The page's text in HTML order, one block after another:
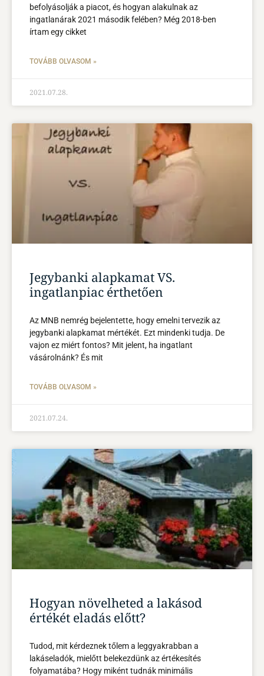
befolyásolják a piacot, és hogyan alakulnak az
ingatlanárak 2021 második felében? Még 2018-ben
írtam egy cikket
TOVÁBB OLVASOM »
2021.07.28.
Jegybanki alapkamat VS.
ingatlanpiac érthetően
Az MNB nemrég bejelentette, hogy emelni tervezik az
jegybanki alapkamat mértékét. Ezt mindenki tudja. De
vajon ez miért fontos? Mit jelent, ha ingatlant
vásárolnánk? És mit
TOVÁBB OLVASOM »
2021.07.24.
Hogyan növelheted a lakásod
értékét eladás előtt?
Tudod, mit kérdeznek tőlem a leggyakrabban a
lakáseladók, mielőtt belekezdünk az értékesítés
folyamatába? Hogy miként tudnák minimális